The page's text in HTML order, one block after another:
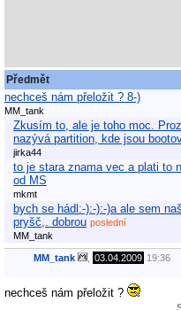
Předmět
nechceš nám přeložit ? 8-)
MM_tank
Zkusím to, ale je toho moc.
nazývá partition, kde jsou
jirka44
to je stara znama vec a plati to
od MS
mkmt
bych se hádl:-):-):-)a ale sem
pryšč,. dobrou poslední
MM_tank
MM_tank 03.04.2009 19:36
nechceš nám přeložit ?